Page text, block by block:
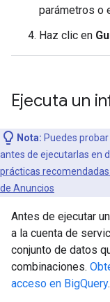
parámetros o
Haz clic en
Ejecuta un
Nota: Puedes
antes de ejecutarlas en
prácticas
de Anuncios
Antes de ejecutar
a la cuenta de
conjunto de datos
combinaciones.
acceso en BigQuery.